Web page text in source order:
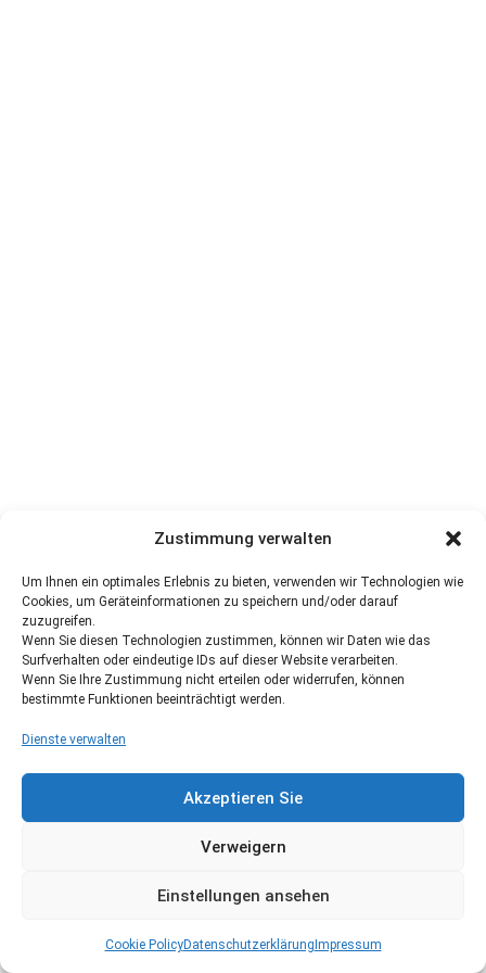
Zustimmung verwalten
Um Ihnen ein optimales Erlebnis zu bieten, verwenden wir Technologien wie
Cookies, um Geräteinformationen zu speichern und/oder darauf
zuzugreifen.
Wenn Sie diesen Technologien zustimmen, können wir Daten wie das
Surfverhalten oder eindeutige IDs auf dieser Website verarbeiten.
Wenn Sie Ihre Zustimmung nicht erteilen oder widerrufen, können
bestimmte Funktionen beeinträchtigt werden.
Dienste verwalten
Akzeptieren Sie
Verweigern
Einstellungen ansehen
Cookie PolicyDatenschutzerklärung Impressum